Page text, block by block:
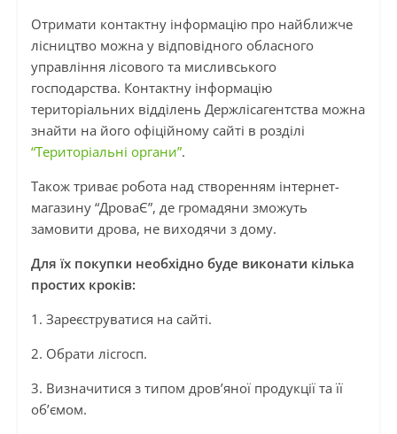
Отримати контактну інформацію про найближче
лісництво можна у відповідного обласного
управління лісового та мисливського
господарства. Контактну інформацію
територіальних відділень Держлісагентства можна
знайти на його офіційному сайті в розділі
“Територіальні органи”.
Також триває робота над створенням інтернет-
магазину “ДроваЄ”, де громадяни зможуть
замовити дрова, не виходячи з дому.
Для їх покупки необхідно буде виконати кілька
простих кроків:
1. Зареєструватися на сайті.
2. Обрати лісгосп.
3. Визначитися з типом дров’яної продукції та її
об’ємом.